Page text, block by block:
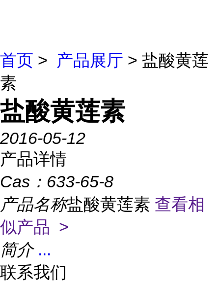
首页 > 产品展厅 > 盐酸黄莲
素
盐酸黄莲素
2016-05-12
产品详情
Cas： 633-65-8
产品名称盐酸黄莲素 查看相
似产品 >
简介 ...
联系我们